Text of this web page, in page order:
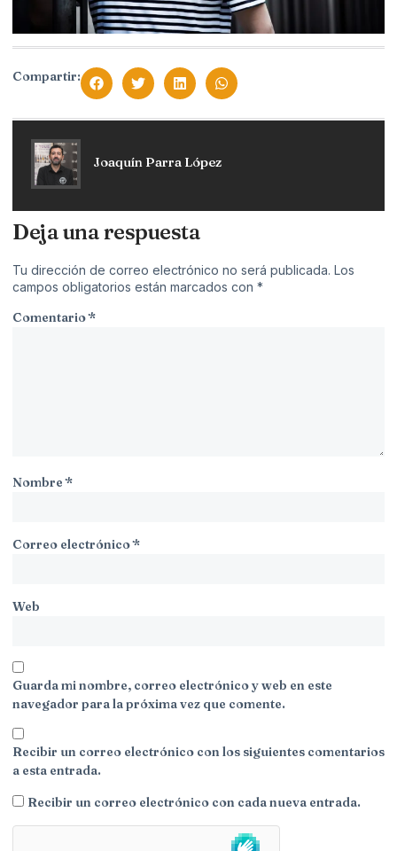
Compartir:
Joaquín Parra López
Deja una respuesta
Tu dirección de correo electrónico no será publicada. Los
campos obligatorios están marcados con *
Comentario*
Nombre*
Correo electrónico*
Web
Guarda mi nombre, correo electrónico y web en este
navegador para la próxima vez que comente.
Recibir un correo electrónico con los siguientes comentarios
a esta entrada.
Recibir un correo electrónico con cada nueva entrada.